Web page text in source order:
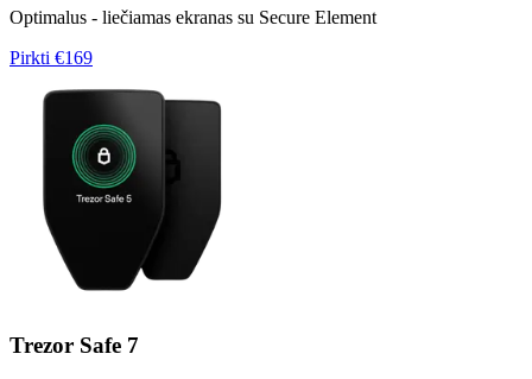
Optimalus - liečiamas ekranas su Secure Element
Pirkti €169
Trezor Safe 7